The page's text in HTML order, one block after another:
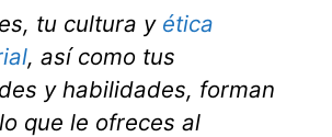
tu cultura y ética
, así como tus
y habilidades, forman
que le ofreces al